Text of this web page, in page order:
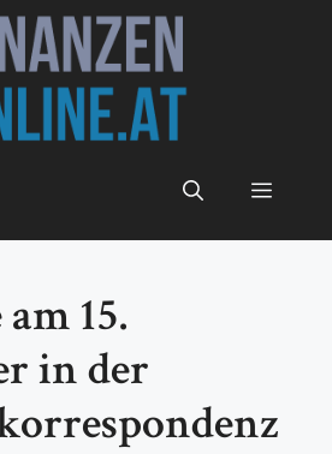
Menü
15.
in der